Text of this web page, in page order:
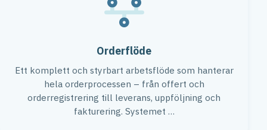
Orderflöde
Ett komplett och styrbart arbetsflöde som hanterar
hela orderprocessen – från offert och
orderregistrering till leverans, uppföljning och
fakturering. Systemet …